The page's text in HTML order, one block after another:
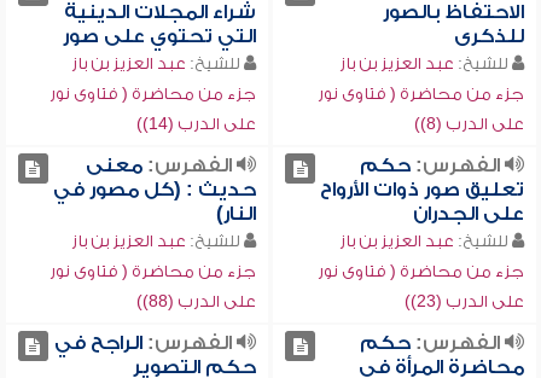
الاحتفاظ بالصور
للذكرى
للشيخ: عبد العزيز بن باز
جزء من محاضرة ( فتاوى نور
على الدرب (8))
شراء المجلات الدينية
التي تحتوي على صور
للشيخ: عبد العزيز بن باز
جزء من محاضرة ( فتاوى نور
على الدرب (14))
الفهرس:حكم
تعليق صور ذوات الأرواح
على الجدران
للشيخ: عبد العزيز بن باز
جزء من محاضرة ( فتاوى نور
على الدرب (23))
الفهرس:معنى
حديث : (كل مصور في
النار)
للشيخ: عبد العزيز بن باز
جزء من محاضرة ( فتاوى نور
على الدرب (88))
الفهرس:حكم
محاضرة المرأة في
الفهرس:الراجح في
حكم التصوير